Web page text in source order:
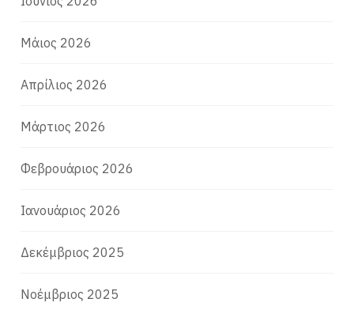
Μάιος 2026
Απρίλιος 2026
Μάρτιος 2026
Φεβρουάριος 2026
Ιανουάριος 2026
Δεκέμβριος 2025
Νοέμβριος 2025